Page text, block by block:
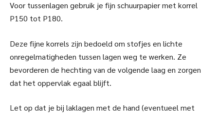
Voor tussenlagen gebruik je fijn schuurpapier met korrel
P150 tot P180.
Deze fijne korrels zijn bedoeld om stofjes en lichte
onregelmatigheden tussen lagen weg te werken. Ze
bevorderen de hechting van de volgende laag en zorgen
dat het oppervlak egaal blijft.
Let op dat je bij laklagen met de hand (eventueel met